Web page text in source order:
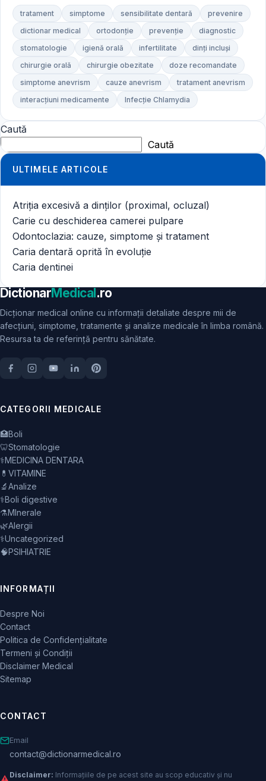
tratament simptome sensibilitate dentară
prevenire
dictionar medical
ortodonție prevenție
diagnostic
stomatologie
igienă orală infertilitate
dinți incluși
chirurgie orală
chirurgie obezitate
doze recomandate
simptome anevrism
cauze anevrism
tratament anevrism
interacțiuni medicamente
Infecție Chlamydia
Caută
Caută
ULTIMELE ARTICOLE
Atriția excesivă a dinților (proximal, ocluzal)
Carie cu deschiderea camerei pulpare
Odontoclazia: cauze, simptome și tratament
Caria dentară oprită în evoluție
Caria dentinei
DictionarMedical.ro
Dicționar medical online cu informații detaliate despre mii de
afecțiuni, simptome, tratamente și analize medicale în limba română.
Resursa ta de referință pentru sănătate.
CATEGORII MEDICALE
🏥Boli
🦷Stomatologie
⚕️MEDICINA DENTARA
💊 VITAMINE
🔬Analize
⚕️Boli digestive
⚗️MInerale
🌿Alergii
⚕️Uncategorized
🧠PSIHIATRIE
INFORMAȚII
Despre Noi
Contact
Politica de Confidențialitate
Termeni și Condiții
Disclaimer Medical
Sitemap
CONTACT
Email
contact@dictionarmedical.ro
Disclaimer: Informațiile de pe acest site au scop educativ și nu